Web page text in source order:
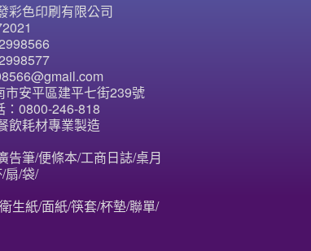
彩色印刷有限公司
市安平區建平七街239號
：0800-246-818
飲耗材專業製造
告筆/便條本/工商日誌/桌月
扇/袋/
生紙/面紙/筷套/杯墊/聯單/